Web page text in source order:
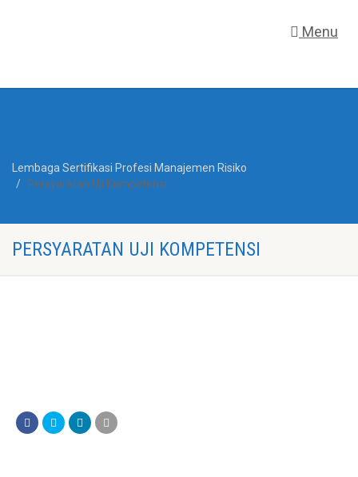
Menu
Lembaga Sertifikasi Profesi Manajemen Risiko
Persyaratan Uji Kompetensi
PERSYARATAN UJI KOMPETENSI